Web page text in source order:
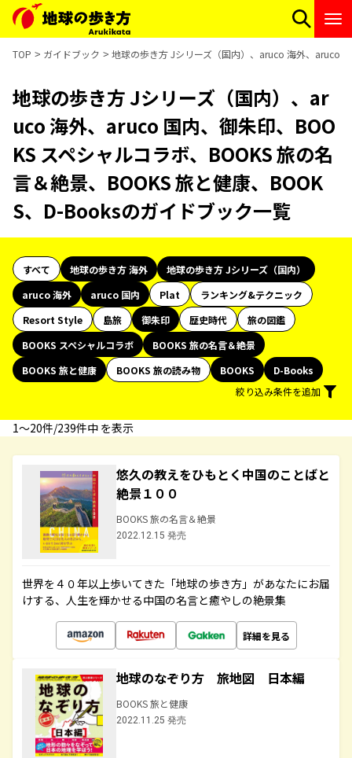
TOP ガイドブック 地球の歩き方 Jシリーズ（国内）、aruco 海外、aruco
地球の歩き方 Jシリーズ（国内）、ar
uco 海外、aruco 国内、御朱印、BOO
KS スペシャルコラボ、BOOKS 旅の名
言＆絶景、BOOKS 旅と健康、BOOK
S、D-Booksのガイドブック一覧
すべて 地球の歩き方 海外
地球の歩き方 Jシリーズ（国内）
aruco 海外
aruco 国内 Plat
ランキング&テクニック
Resort Style
島旅 御朱印 歴史時代
旅の図鑑
BOOKS スペシャルコラボ
BOOKS 旅の名言＆絶景
BOOKS 旅と健康
BOOKS 旅の読み物 BOOKS
D-Books
絞り込み条件を追加
1〜20件/239件中 を表示
悠久の教えをひもとく中国のことばと
絶景１００
BOOKS 旅の名言＆絶景
2022.12.15 発売
世界を４０年以上歩いてきた「地球の歩き方」があなたにお届
けする、人生を輝かせる中国の名言と癒やしの絶景集
詳細を見る
地球のなぞり方 旅地図 日本編
BOOKS 旅と健康
2022.11.25 発売